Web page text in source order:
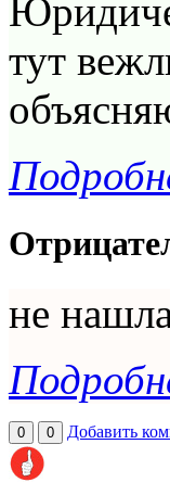
тут
не нашла
0 0 Добавить